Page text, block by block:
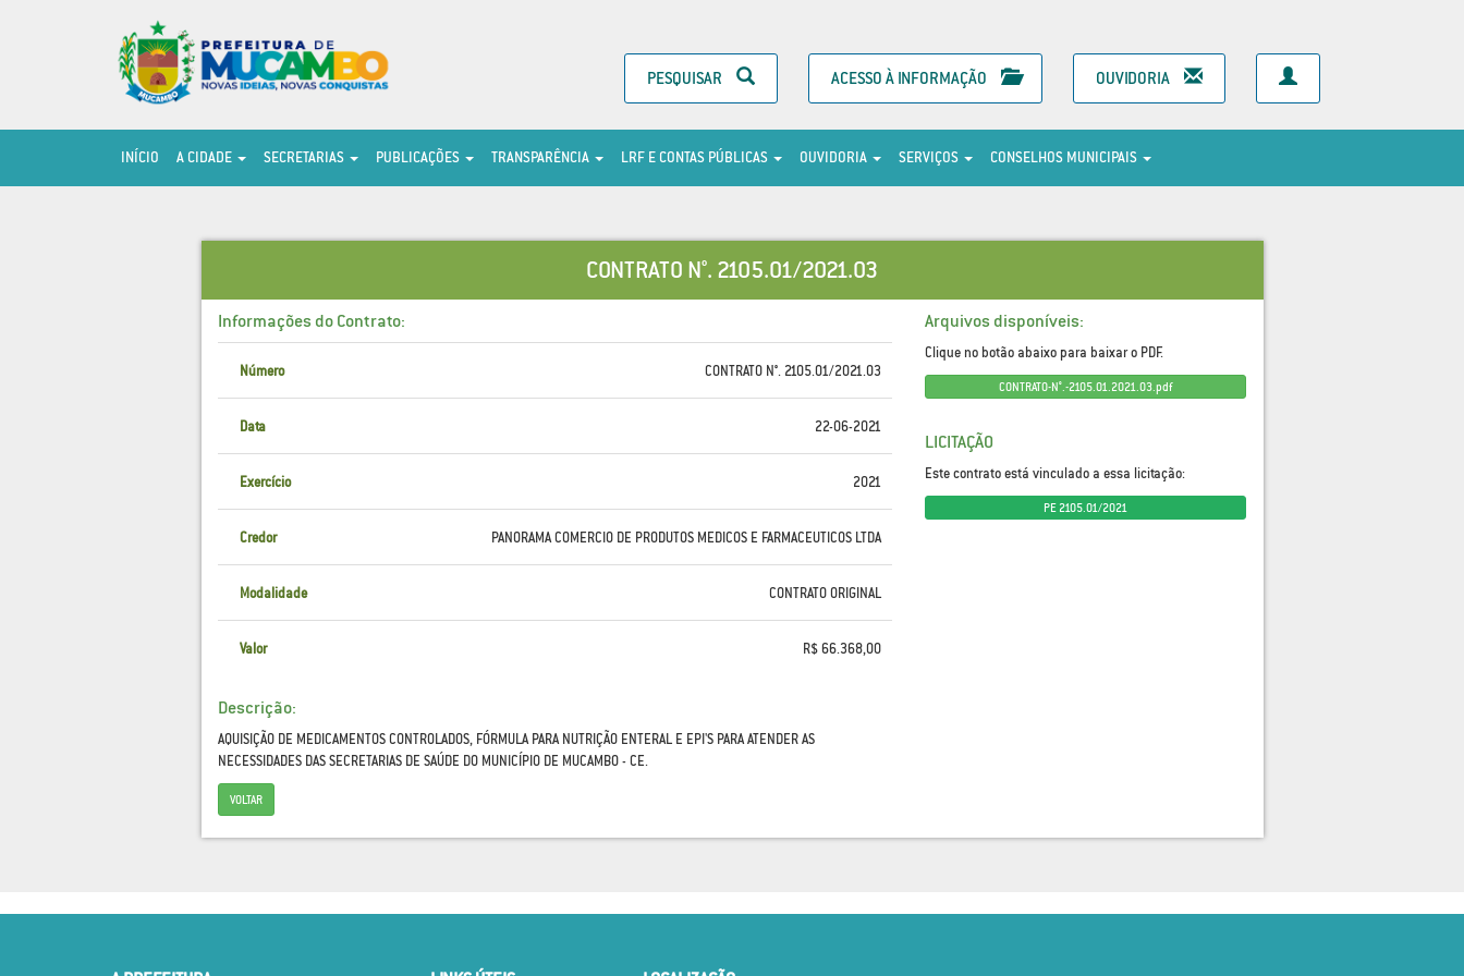
PESQUISAR ACESSO À INFORMAÇÃO OUVIDORIA
INÍCIO A CIDADE SECRETARIAS PUBLICAÇÕES TRANSPARÊNCIA LRF E CONTAS PÚBLICAS OUVIDORIA SERVIÇOS CONSELHOS MUNICIPAIS
CONTRATO N°. 2105.01/2021.03
Informações do Contrato:
Número CONTRATO N°. 2105.01/2021.03
Data 22-06-2021
Exercício 2021
Credor PANORAMA COMERCIO DE PRODUTOS MEDICOS E FARMACEUTICOS LTDA
Modalidade CONTRATO ORIGINAL
Valor R$ 66.368,00
Descrição:
AQUISIÇÃO DE MEDICAMENTOS CONTROLADOS, FÓRMULA PARA NUTRIÇÃO ENTERAL E EPI'S PARA ATENDER AS
NECESSIDADES DAS SECRETARIAS DE SAÚDE DO MUNICÍPIO DE MUCAMBO - CE.
VOLTAR
Arquivos disponíveis:
Clique no botão abaixo para baixar o PDF.
CONTRATO-N°.-2105.01.2021.03.pdf
LICITAÇÃO
Este contrato está vinculado a essa licitação:
PE 2105.01/2021